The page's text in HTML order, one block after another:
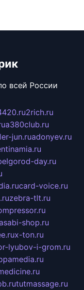
всей России
2rich.ru
a380club.ru
jun.ruadonyev.ru
day.ru
card-voice.ru
zebra-tlt.ru
shop.ru
x-ton.ru
lyubov-i-grom.ru
tutmassage.ru